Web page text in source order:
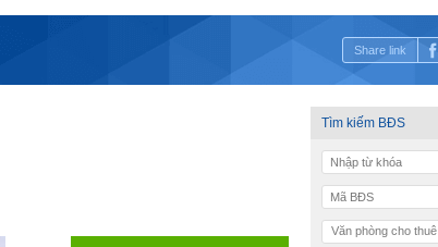
Share link
Tìm kiếm BĐS
Văn phòng cho thuê